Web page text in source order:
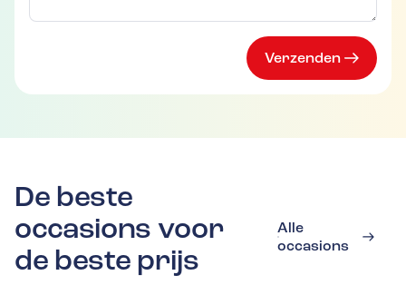
Verzenden
De beste
occasions voor
de beste prijs
Alle
occasions